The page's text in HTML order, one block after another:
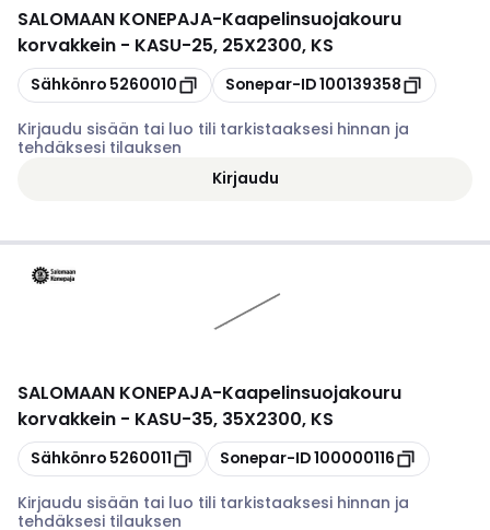
SALOMAAN KONEPAJA-Kaapelinsuojakouru
korvakkein - KASU-25, 25X2300, KS
Kopioi
Sähkönro 5260010 Kopioi
Sonepar-ID100139358
Kirjaudu sisään tai luo tili tarkistaaksesi hinnan ja
tehdäksesi tilauksen
Kirjaudu
SALOMAAN KONEPAJA-Kaapelinsuojakouru
korvakkein - KASU-35, 35X2300, KS
Kopioi
Sähkönro 5260011 Kopioi
Sonepar-ID100000116
Kirjaudu sisään tai luo tili tarkistaaksesi hinnan ja
tehdäksesi tilauksen